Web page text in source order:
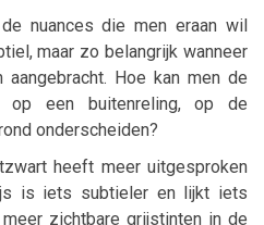
nuances die men eraan wil
maar zo belangrijk wanneer
Hoe kan men de
op een buitenreling, op de
onderscheiden?
heeft meer uitgesproken
is iets subtieler en lijkt iets
zichtbare grijstinten in de